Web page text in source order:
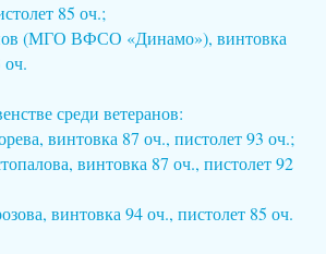
85 оч.;
(МГО ВФСО «Динамо»), винтовка
оч.
среди ветеранов:
винтовка 87 оч., пистолет 93 оч.;
винтовка 87 оч., пистолет 92
винтовка 94 оч., пистолет 85 оч.